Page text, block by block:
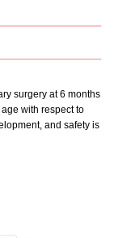
surgery at 6 months
with respect to
and safety is